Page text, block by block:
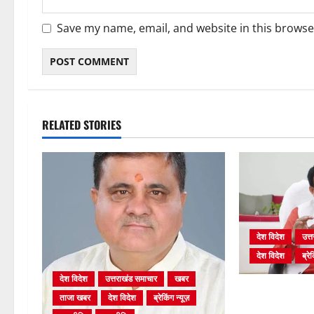
Save my name, email, and website in this
RELATED STORIES
देश विदेश उत्तराखंड समाचार
खबर
ताजा खबर
देश विदेश
ब्रेकिंग न्यूज़
देश विदेश
देश विदेश